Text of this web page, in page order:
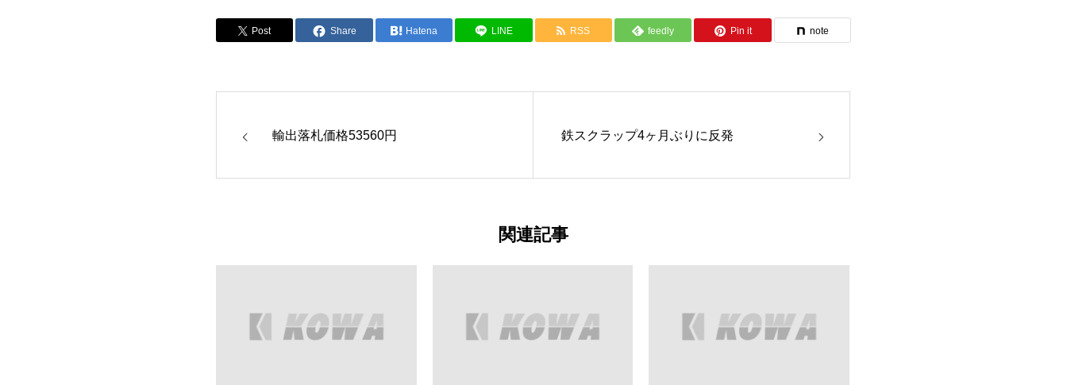
Post Share Hatena LINE RSS feedly Pin it note
輸出落札価格53560円 鉄スクラップ4ヶ月ぶりに反発
関連記事